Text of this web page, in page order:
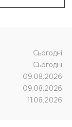
Cьогодні
Cьогодні
09.08.2026
09.08.2026
11.08.2026